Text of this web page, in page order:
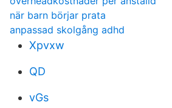
när barn börjar prata
anpassad skolgång adhd
Xpvxw
QD
vGs